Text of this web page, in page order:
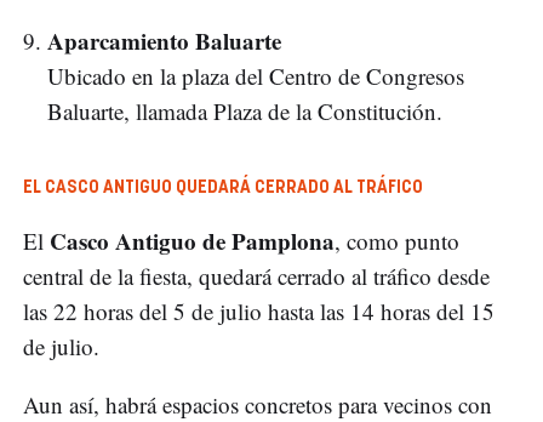
Aparcamiento Baluarte
Ubicado en la plaza del Centro de Congresos
Baluarte, llamada Plaza de la Constitución.
EL CASCO ANTIGUO QUEDARÁ CERRADO AL TRÁFICO
El Casco Antiguo de Pamplona, como punto
central de la fiesta, quedará cerrado al tráfico desde
las 22 horas del 5 de julio hasta las 14 horas del 15
de julio.
Aun así, habrá espacios concretos para vecinos con